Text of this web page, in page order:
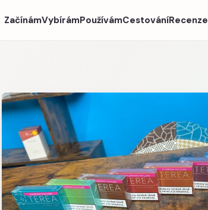
ZačínámVybírámPoužívámCestováníRecenze